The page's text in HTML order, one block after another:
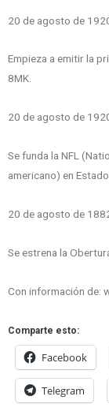
20 de agosto de
Empieza a emitir la
8MK.
20 de agosto de
Se funda la NFL
americano) en
20 de agosto de
Se estrena la
Con información de:
Comparte esto:
Facebook
Telegram